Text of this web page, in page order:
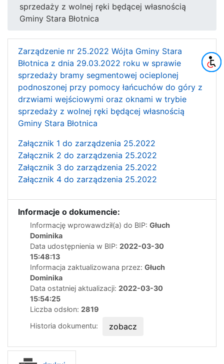
sprzedaży z wolnej ręki będącej własnością
Gminy Stara Błotnica
Zarządzenie nr 25.2022 Wójta Gminy Stara
Błotnica z dnia 29.03.2022 roku w sprawie
sprzedaży bramy segmentowej ocieplonej
podnoszonej przy pomocy łańcuchów do góry z
drzwiami wejściowymi oraz oknami w trybie
sprzedaży z wolnej ręki będącej własnością
Gminy Stara Błotnica
Załącznik 1 do zarządzenia 25.2022
Załącznik 2 do zarządzenia 25.2022
Załącznik 3 do zarządzenia 25.2022
Załącznik 4 do zarządzenia 25.2022
Informacje o dokumencie:
Informację wprowawdził(a) do BIP: Głuch
Dominika
Data udostępnienia w BIP: 2022-03-30
15:48:13
Informacja zaktualizowana przez: Głuch
Dominika
Data ostatniej aktualizacji: 2022-03-30
15:54:25
Liczba odsłon: 2819
Historia dokumentu:
zobacz